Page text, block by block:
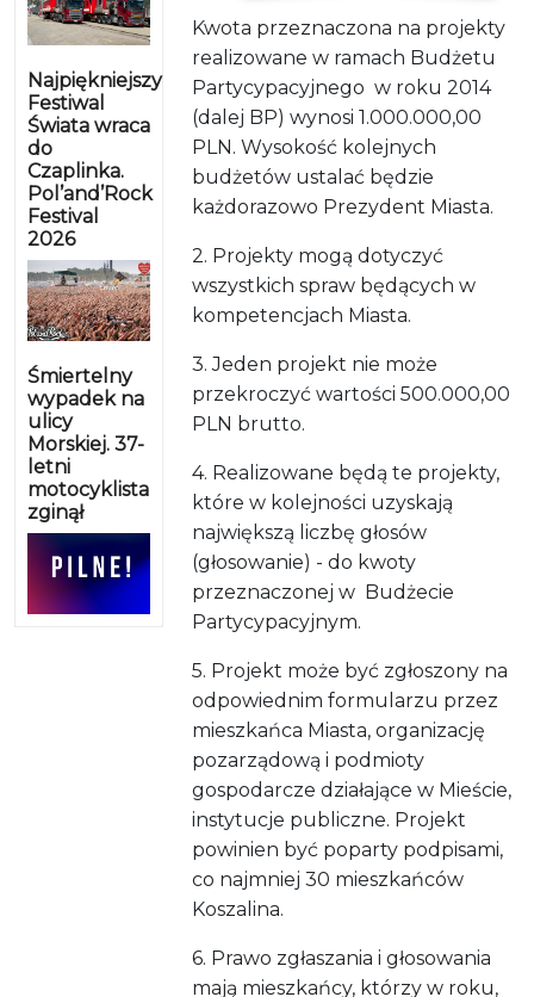
Najpiękniejszy
Festiwal
Świata wraca
do
Czaplinka.
Pol’and’Rock
Festival
2026
Śmiertelny
wypadek na
ulicy
Morskiej. 37-
letni
motocyklista
zginął
Kwota przeznaczona na projekty
realizowane w ramach Budżetu
Partycypacyjnego w roku 2014
(dalej BP) wynosi 1.000.000,00
PLN. Wysokość kolejnych
budżetów ustalać będzie
każdorazowo Prezydent Miasta.
2. Projekty mogą dotyczyć
wszystkich spraw będących w
kompetencjach Miasta.
3. Jeden projekt nie może
przekroczyć wartości 500.000,00
PLN brutto.
4. Realizowane będą te projekty,
które w kolejności uzyskają
największą liczbę głosów
(głosowanie) - do kwoty
przeznaczonej w Budżecie
Partycypacyjnym.
5. Projekt może być zgłoszony na
odpowiednim formularzu przez
mieszkańca Miasta, organizację
pozarządową i podmioty
gospodarcze działające w Mieście,
instytucje publiczne. Projekt
powinien być poparty podpisami,
co najmniej 30 mieszkańców
Koszalina.
6. Prawo zgłaszania i głosowania
mają mieszkańcy, którzy w roku,